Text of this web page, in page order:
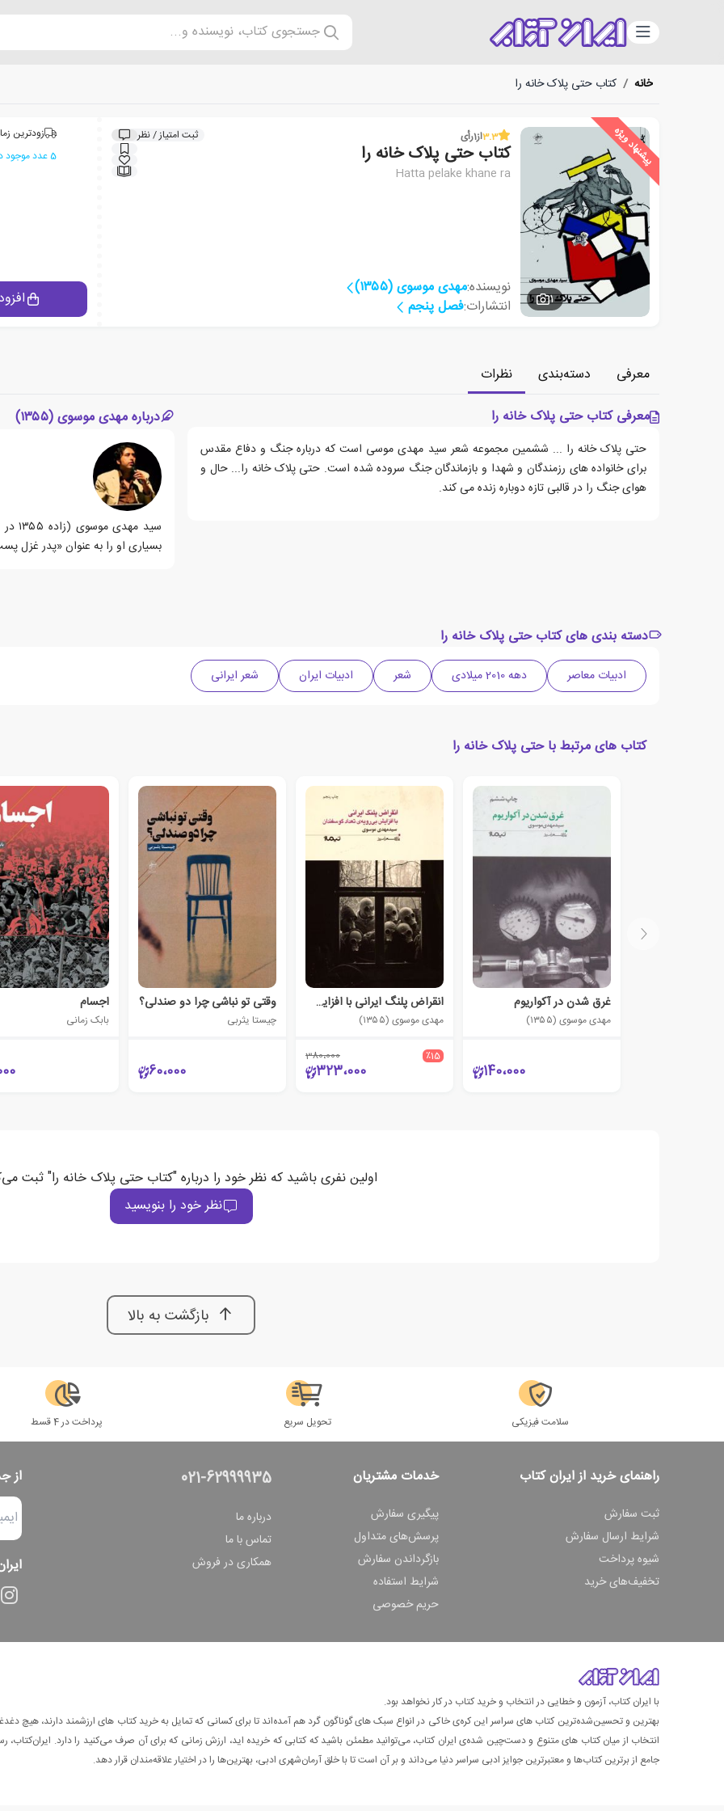
دسته‌بندی جستجوی کتاب، نویسنده و...
خانه / کتاب حتی پلاک خانه را
پیشنهاد ویژه
1
3.3از1رأی ثبت امتیاز / نظر
کتاب حتی پلاک خانه را
Hatta pelake khane ra
نویسنده:مهدی موسوی (۱۳۵۵)
انتشارات:فصل پنجم
زودترین
5 عدد موجود در انبار ایران کتاب
معرفی دسته‌بندی
نظرات
معرفی کتاب حتی پلاک خانه را
حتی پلاک خانه را ... ششمین مجموعه شعر سید مهدی موسی است که درباره جنگ و دفاع مقدس
برای خانواده های رزمندگان و شهدا و بازماندگان جنگ سروده شده است. حتی پلاک خانه را... حال و
هوای جنگ را در قالبی تازه دوباره زنده می کند.
درباره مهدی موسوی (۱۳۵۵)
سید
بسیاری او را به عنوان «پدر غزل
دسته بندی های کتاب حتی پلاک خانه را
ادبیات معاصر دهه 2010 میلادی شعر ادبیات ایران شعر ایرانی
کتاب های مرتبط با حتی پلاک خانه را
غرق شدن در آکواریوم
مهدی موسوی (۱۳۵۵)
140،000
انقراض پلنگ ایرانی با افزایش بی رویه ی تعداد گوسفندان
مهدی موسوی (۱۳۵۵)
٪15 380،000
323،000
وقتی تو نباشی چرا دو صندلی؟
چیستا یثربی
60،000
اجسام
بابک زمانی
اولین نفری باشید که نظر خود را درباره "کتاب حتی پلاک خانه را" ثبت
نظر خود را بنویسید
بازگشت به بالا
سلامت فیزیکی تحویل سریع پرداخت در 4 قسط
راهنمای خرید از ایران کتاب
ثبت سفارش
شرایط ارسال سفارش
شیوه پرداخت
تخفیف‌های خرید
خدمات مشتریان
پیگیری سفارش
پرسش‌های متداول
بازگرداندن سفارش
شرایط استفاده
حریم خصوصی
021-62999935
درباره ما
تماس با ما
همکاری در فروش
از
با ایران کتاب، آزمون و خطایی در انتخاب و خرید کتاب در کار نخواهد بود.
بهترین و تحسین‌شده‌ترین کتاب‌ های سراسر این کره‌ی خاکی در انواع سبک های گوناگون گرد هم آمده‌اند تا برای کسانی که تمایل به خرید کتاب های ارزشمند دارند، هیچ
انتخاب از میان کتاب های متنوع و دست‌چین شده‌ی ایران کتاب، می‌توانید مطمئن باشید که کتابی که خریده اید، ارزش زمانی که برای آن صرف می‌کنید را دارد. ایران‌کتاب،
جامع از برترین کتاب‌ها و معتبرترین جوایز ادبی سراسر دنیا می‌داند و بر آن است تا با خلق آرمان‌شهری ادبی، بهترین‌ها را در اختیار علاقه‌مندان قرار دهد.